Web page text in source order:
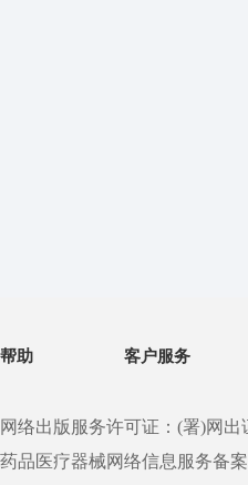
帮助 客户服务
网络出版服务许可证：(署)网出
药品医疗器械网络信息服务备